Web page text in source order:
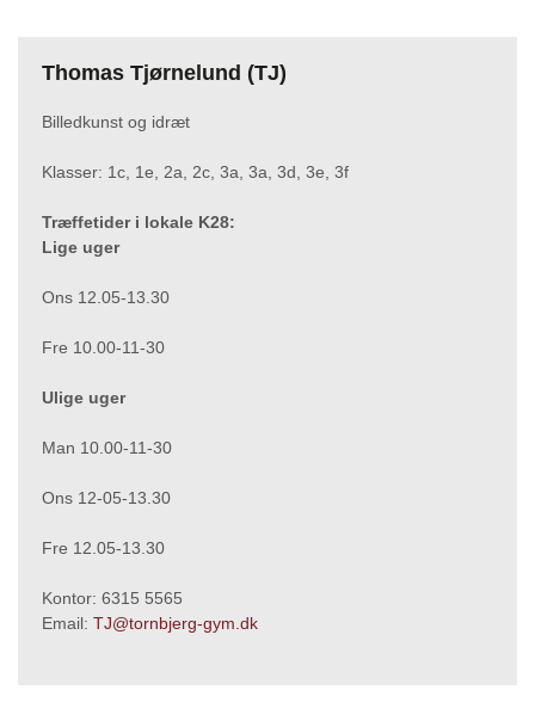
Thomas Tjørnelund (TJ)
Billedkunst og idræt
Klasser: 1c, 1e, 2a, 2c, 3a, 3a, 3d, 3e, 3f
Træffetider i lokale K28:
Lige uger
Ons 12.05-13.30
Fre 10.00-11-30
Ulige uger
Man 10.00-11-30
Ons 12-05-13.30
Fre 12.05-13.30
Kontor: 6315 5565
Email: TJ@tornbjerg-gym.dk